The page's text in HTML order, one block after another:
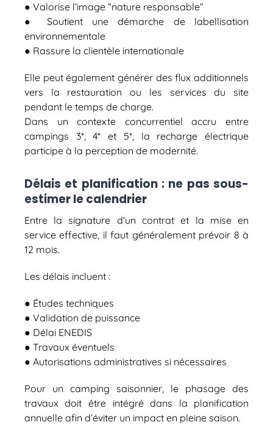
● Valorise l’image “nature responsable”
● Soutient une démarche de labellisation
environnementale
● Rassure la clientèle internationale
Elle peut également générer des flux additionnels
vers la restauration ou les services du site
pendant le temps de charge.
Dans un contexte concurrentiel accru entre
campings 3*, 4* et 5*, la recharge électrique
participe à la perception de modernité.
Délais et planification : ne pas sous-
estimer le calendrier
Entre la signature d’un contrat et la mise en
service effective, il faut généralement prévoir 8 à
12 mois.
Les délais incluent :
● Études techniques
● Validation de puissance
● Délai ENEDIS
● Travaux éventuels
● Autorisations administratives si nécessaires
Pour un camping saisonnier, le phasage des
travaux doit être intégré dans la planification
annuelle afin d’éviter un impact en pleine saison.